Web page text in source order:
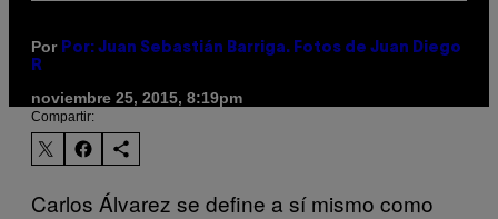
Por Por: Juan Sebastián Barriga. Fotos de Juan Diego
R
noviembre 25, 2015, 8:19pm
Compartir:
Carlos Álvarez se define a sí mismo como